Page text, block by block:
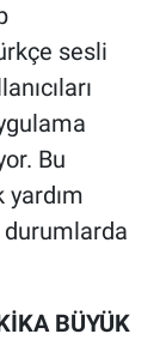
sesli
Bu
yardım
BÜYÜK